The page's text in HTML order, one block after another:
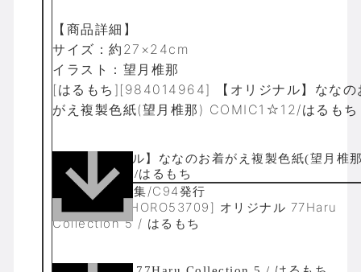
【商品詳細】
サイズ：約27×24cm
イラスト：望月椎那
[はるもち][984014964] 【オリジナル】ななの
がえ複製色紙(望月椎那) COMIC1☆12/はるもち
16p/イラスト集/C94発行
[はるもち][ZHORO53709] オリジナル 77Haru
Collection 5 / はるもち